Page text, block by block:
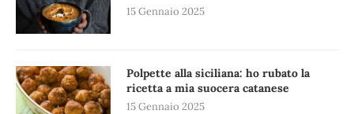
15 Gennaio 2025
Polpette alla siciliana: ho rubato la
ricetta a mia suocera catanese
15 Gennaio 2025